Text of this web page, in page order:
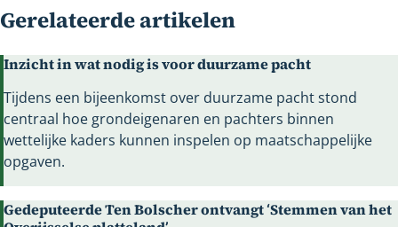
Gerelateerde artikelen
Inzicht in wat nodig is voor duurzame pacht
Tijdens een bijeenkomst over duurzame pacht stond
centraal hoe grondeigenaren en pachters binnen
wettelijke kaders kunnen inspelen op maatschappelijke
opgaven.
Gedeputeerde Ten Bolscher ontvangt ‘Stemmen van het